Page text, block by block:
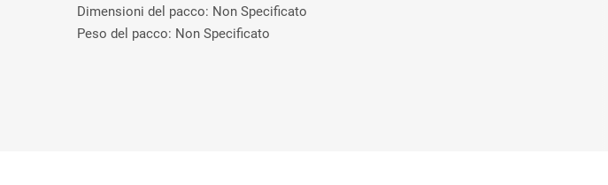
Dimensioni del pacco: Non Specificato
Peso del pacco: Non Specificato